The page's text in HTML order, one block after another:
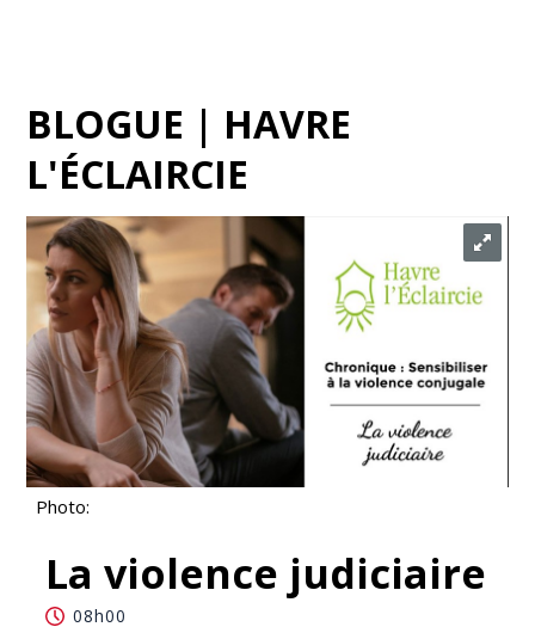
BLOGUE | HAVRE
L'ÉCLAIRCIE
Photo:
La violence judiciaire
08h00